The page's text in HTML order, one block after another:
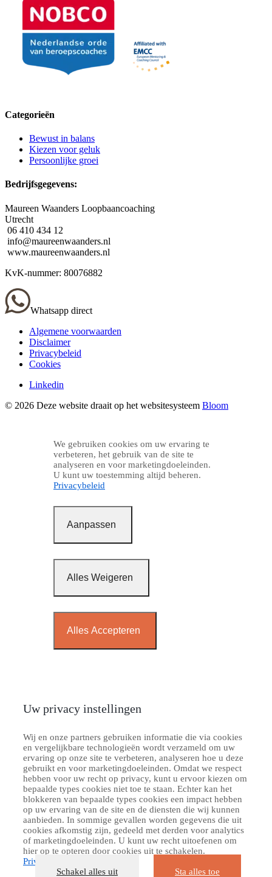
Categorieën
Bewust in balans
Kiezen voor geluk
Persoonlijke groei
Bedrijfsgegevens:
Maureen Waanders Loopbaancoaching
Utrecht
06 410 434 12
info@maureenwaanders.nl
www.maureenwaanders.nl
KvK-nummer: 80076882
Whatsapp direct
Algemene voorwaarden
Disclaimer
Privacybeleid
Cookies
Linkedin
© 2026 Deze website draait op het websitesysteem Bloom
We gebruiken cookies om uw ervaring te
verbeteren, het gebruik van de site te
analyseren en voor marketingdoeleinden.
U kunt uw toestemming altijd beheren.
Privacybeleid
Aanpassen
Alles Weigeren
Alles Accepteren
Uw privacy instellingen
Wij en onze partners gebruiken informatie die via cookies
en vergelijkbare technologieën wordt verzameld om uw
ervaring op onze site te verbeteren, analyseren hoe u deze
gebruikt en voor marketingdoeleinden. Omdat we respect
hebben voor uw recht op privacy, kunt u ervoor kiezen om
bepaalde types cookies niet toe te staan. Echter kan het
blokkeren van bepaalde types cookies een impact hebben
op uw ervaring van de site en de diensten die wij kunnen
aanbieden. In sommige gevallen worden gegevens die uit
cookies afkomstig zijn, gedeeld met derden voor analytics
of marketingdoeleinden. U kunt uw recht uitoefenen om
hier op te opteren door cookies uit te schakelen.
Privacybeleid
Schakel alles uit
Sta alles toe